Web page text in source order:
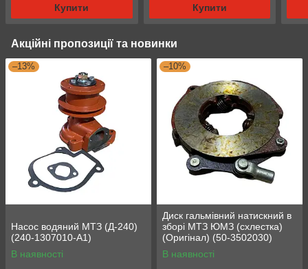
Купити Купити
Акційні пропозиції та новинки
–13%
Насос водяний МТЗ (Д-240)
(240-1307010-А1)
В наявності
–10%
Диск гальмівний натискний в
зборі МТЗ ЮМЗ (схлестка)
(Оригінал) (50-3502030)
В наявності